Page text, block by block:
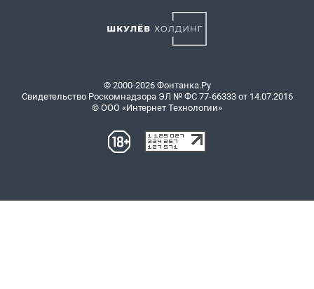
© 2000-2026 Фонтанка.Ру
Свидетельство Роскомнадзора ЭЛ № ФС 77-66333 от 14.07.2016
© ООО «Интернет Технологии»